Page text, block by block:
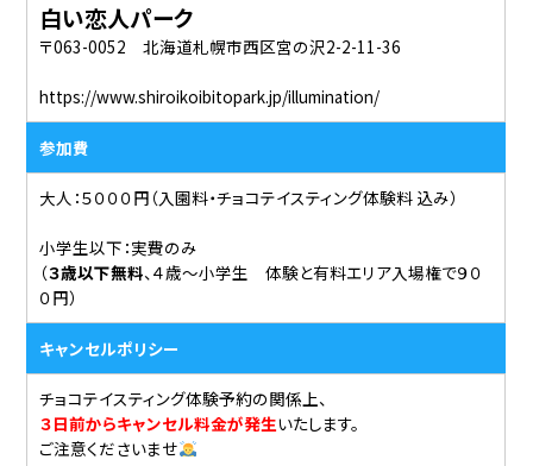
白い恋人パーク
〒063-0052 北海道札幌市⻄区宮の沢2-2-11-36
https://www.shiroikoibitopark.jp/illumination/
参加費
大人：５０００円（入園料・チョコテイスティング体験料 込み）
小学生以下：実費のみ
（３歳以下無料、４歳〜小学生 体験と有料エリア入場権で９０
０円）
キャンセルポリシー
チョコテイスティング体験予約の関係上、
３日前からキャンセル料金が発生いたします。
ご注意くださいませ